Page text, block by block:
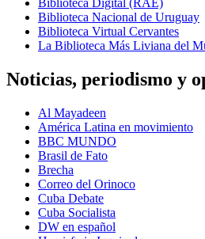
Biblioteca Digital (RAE)
Biblioteca Nacional de Uruguay
Biblioteca Virtual Cervantes
La Biblioteca Más Liviana del
Noticias, periodismo y
Al Mayadeen
América Latina en movimiento
BBC MUNDO
Brasil de Fato
Brecha
Correo del Orinoco
Cuba Debate
Cuba Socialista
DW en español